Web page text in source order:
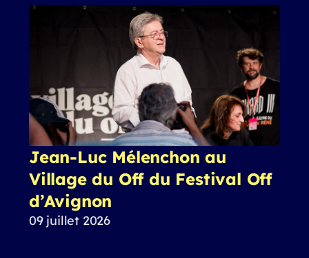
Jean-Luc Mélenchon au
Village du Off du Festival Off
d’Avignon
09 juillet 2026